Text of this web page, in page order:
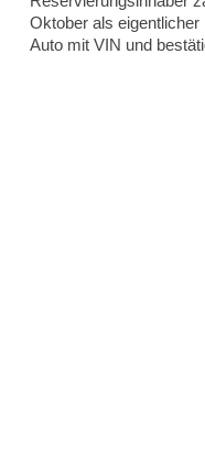
Oktober als
Auto mit VIN und